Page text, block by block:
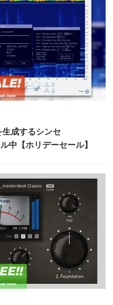
生成するシンセ
中【ホリデーセール】